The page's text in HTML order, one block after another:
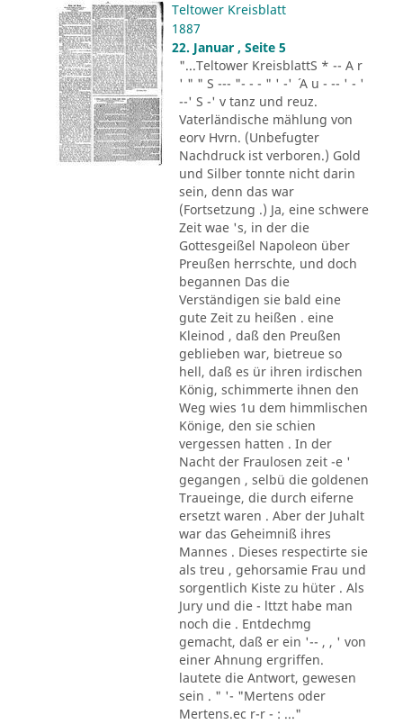
Teltower Kreisblatt
1887
22. Januar , Seite 5
"...Teltower KreisblattS * -- A r
' " " S --- "- - - " ' -' ´ A u - -- ' - '
--' S -' v tanz und reuz.
Vaterländische mählung von
eorv Hvrn. (Unbefugter
Nachdruck ist verboren.) Gold
und Silber tonnte nicht darin
sein, denn das war
(Fortsetzung .) Ja, eine schwere
Zeit wae 's, in der die
Gottesgeißel Napoleon über
Preußen herrschte, und doch
begannen Das die
Verständigen sie bald eine
gute Zeit zu heißen . eine
Kleinod , daß den Preußen
geblieben war, bietreue so
hell, daß es ür ihren irdischen
König, schimmerte ihnen den
Weg wies 1u dem himmlischen
Könige, den sie schien
vergessen hatten . In der
Nacht der Fraulosen zeit -e '
gegangen , selbü die goldenen
Traueinge, die durch eiferne
ersetzt waren . Aber der Juhalt
war das Geheimniß ihres
Mannes . Dieses respectirte sie
als treu , gehorsamie Frau und
sorgentlich Kiste zu hüter . Als
Jury und die - lttzt habe man
noch die . Entdechmg
gemacht, daß er ein '-- , , ' von
einer Ahnung ergriffen.
lautete die Antwort, gewesen
sein . " '- "Mertens oder
Mertens.ec r-r - : ..."